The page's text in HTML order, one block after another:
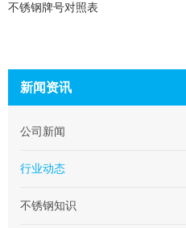
不锈钢牌号对照表
新闻资讯
公司新闻
行业动态
不锈钢知识